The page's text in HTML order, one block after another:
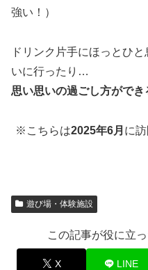
強い！）
ドリンク片手にほっとひ
いに行ったり…
思い思いの過ごし方がで
※こちらは2025年6月 に
遊び場・体験施設
この記事が役に立
X LINE